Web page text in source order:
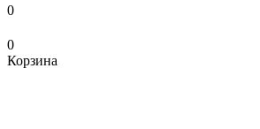
0
0
Корзина